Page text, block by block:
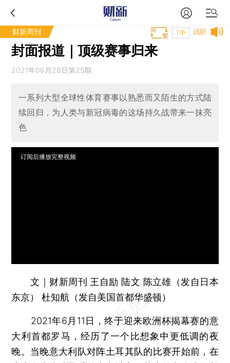
财新周刊 试听
T中
封面报道｜顶级赛事归来
2021年06月28日第25期
一系列大型全球性体育赛事以熟悉而又陌生的方式陆
续回归，为人类与新冠病毒的这场持久战带来一抹亮
色
订阅后播放完整视频
文｜财新周刊 王自励 陆文 陈立雄（发自日本
东京） 杜知航（发自美国首都华盛顿）
2021年6月11日，终于迎来欧洲杯揭幕赛的意
大利首都罗马，经历了一个比想象中更低调的夜
晚。当晚意大利队对阵土耳其队的比赛开始前，在